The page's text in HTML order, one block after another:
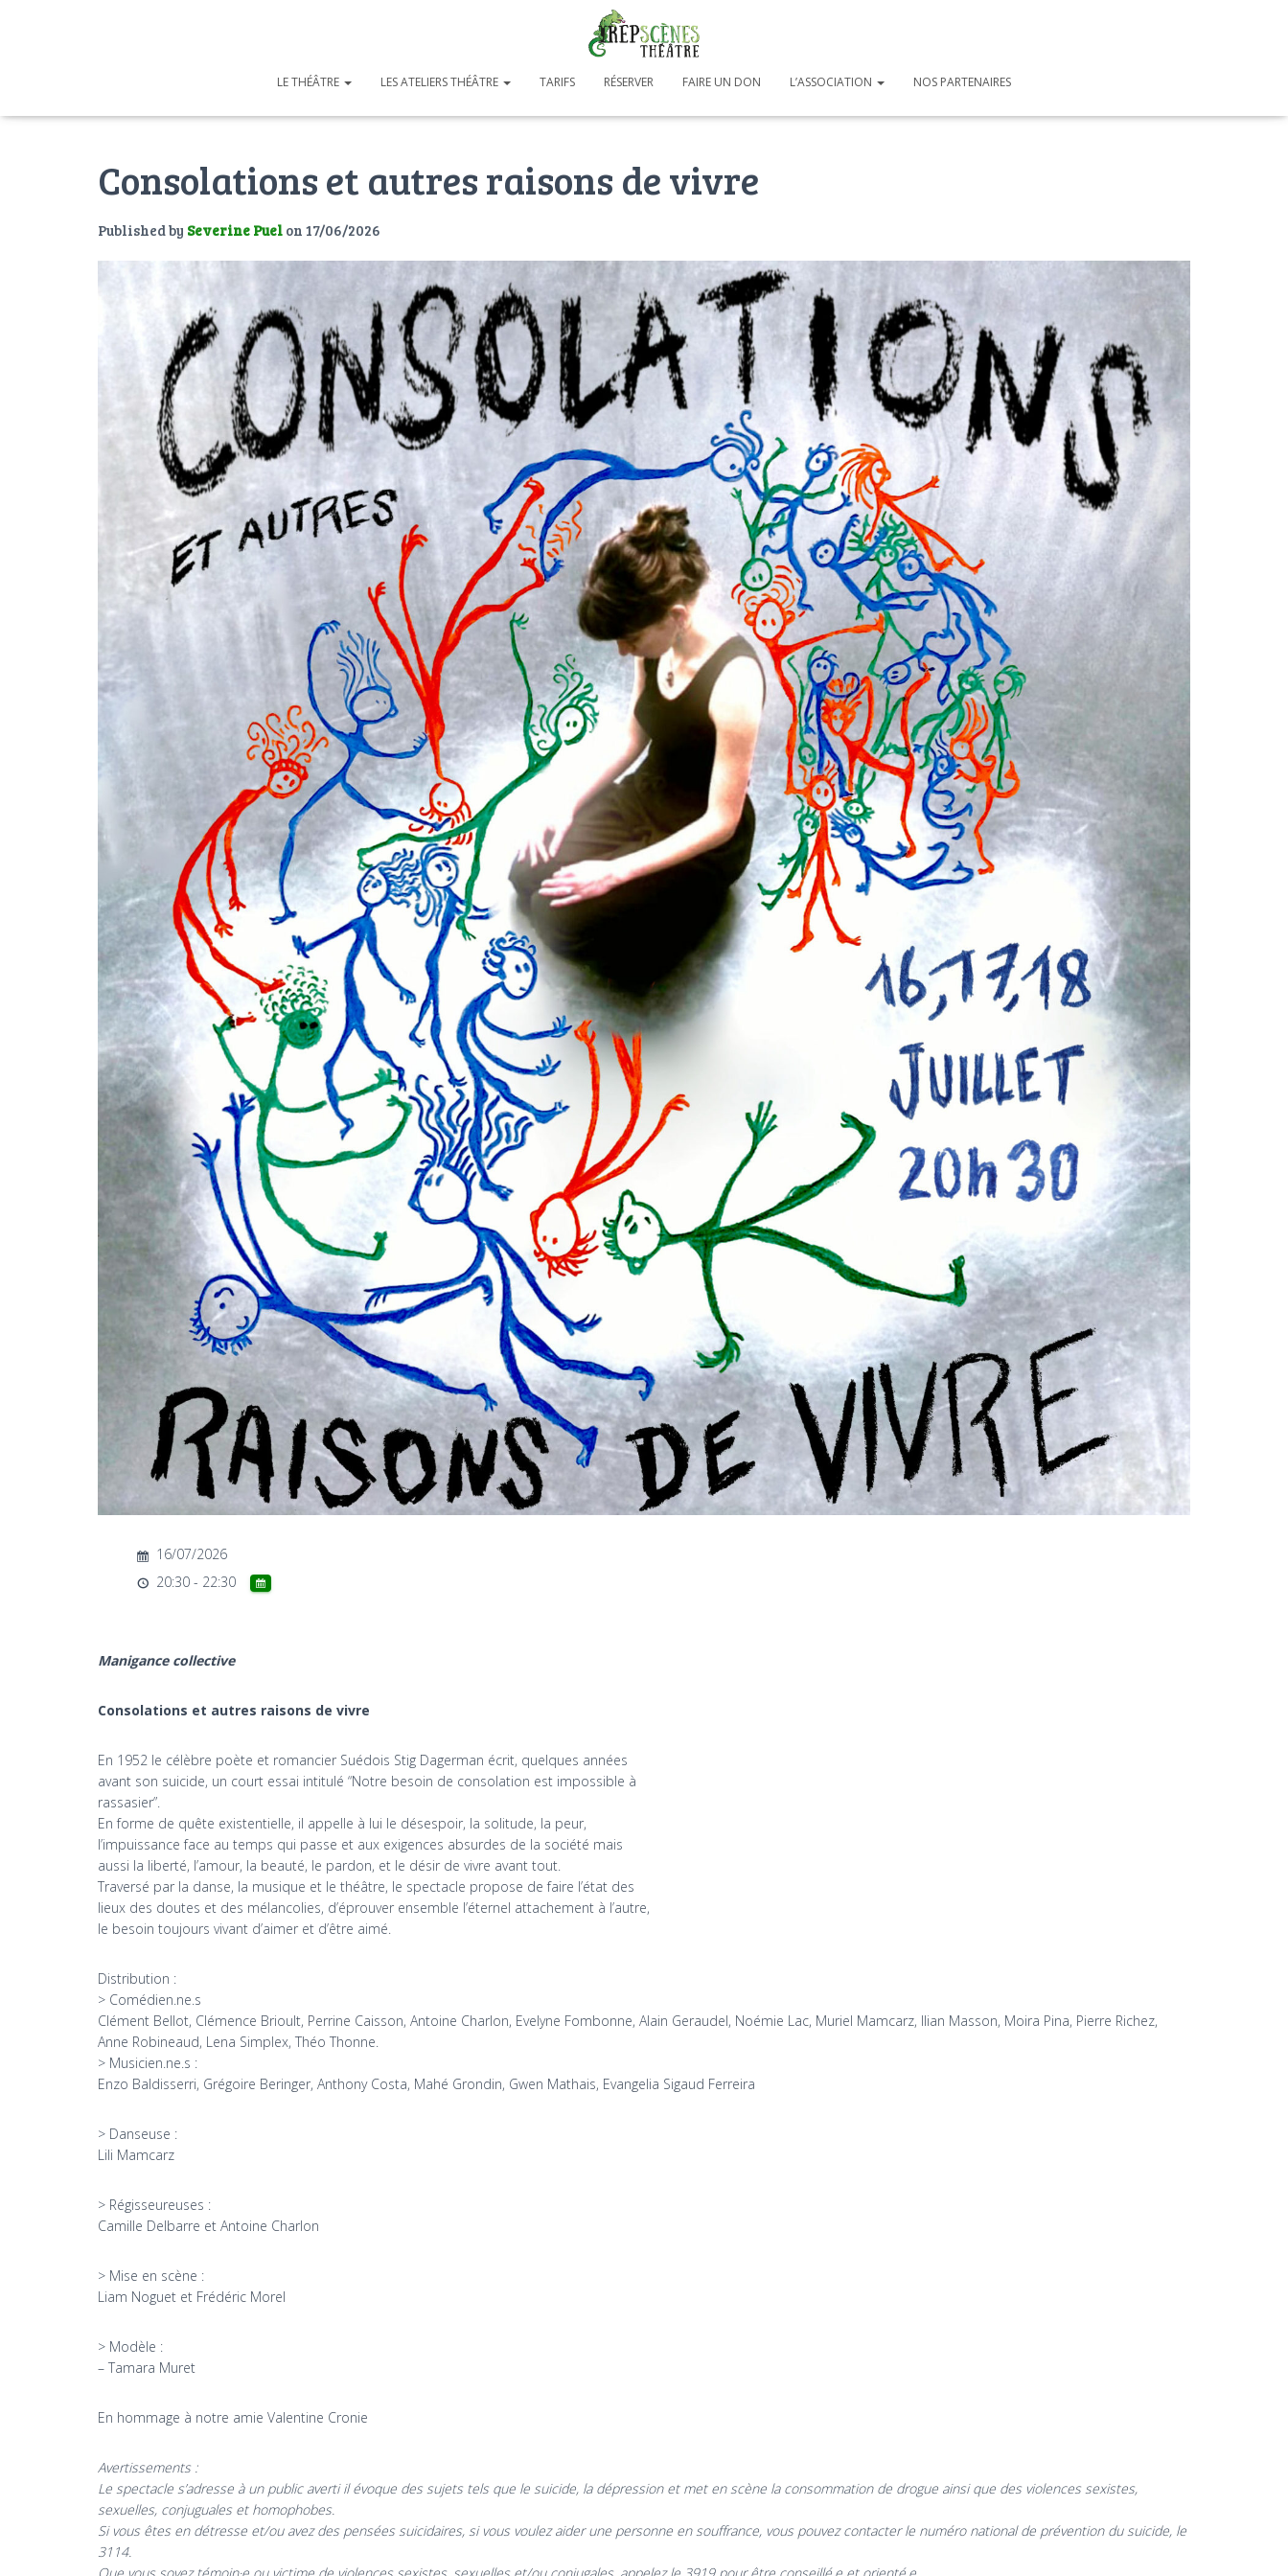
LE THÉÂTRE LES ATELIERS THÉÂTRE TARIFS RÉSERVER FAIRE UN DON L’ASSOCIATION NOS PARTENAIRES
Consolations et autres raisons de vivre
Published by Severine Puel on 17/06/2026
16/07/2026
20:30 - 22:30
Manigance collective
Consolations et autres raisons de vivre
En 1952 le célèbre poète et romancier Suédois Stig Dagerman écrit, quelques années
avant son suicide, un court essai intitulé “Notre besoin de consolation est impossible à
rassasier”.
En forme de quête existentielle, il appelle à lui le désespoir, la solitude, la peur,
l’impuissance face au temps qui passe et aux exigences absurdes de la société mais
aussi la liberté, l’amour, la beauté, le pardon, et le désir de vivre avant tout.
Traversé par la danse, la musique et le théâtre, le spectacle propose de faire l’état des
lieux des doutes et des mélancolies, d’éprouver ensemble l’éternel attachement à l’autre,
le besoin toujours vivant d’aimer et d’être aimé.
Distribution :
> Comédien.ne.s
Clément Bellot, Clémence Brioult, Perrine Caisson, Antoine Charlon, Evelyne Fombonne, Alain Geraudel, Noémie Lac, Muriel Mamcarz, Ilian Masson, Moira Pina, Pierre Richez,
Anne Robineaud, Lena Simplex, Théo Thonne.
> Musicien.ne.s :
Enzo Baldisserri, Grégoire Beringer, Anthony Costa, Mahé Grondin, Gwen Mathais, Evangelia Sigaud Ferreira
> Danseuse :
Lili Mamcarz
> Régisseureuses :
Camille Delbarre et Antoine Charlon
> Mise en scène :
Liam Noguet et Frédéric Morel
> Modèle :
– Tamara Muret
En hommage à notre amie Valentine Cronie
Avertissements :
Le spectacle s’adresse à un public averti il évoque des sujets tels que le suicide, la dépression et met en scène la consommation de drogue ainsi que des violences sexistes,
sexuelles, conjuguales et homophobes.
Si vous êtes en détresse et/ou avez des pensées suicidaires, si vous voulez aider une personne en souffrance, vous pouvez contacter le numéro national de prévention du suicide, le
3114.